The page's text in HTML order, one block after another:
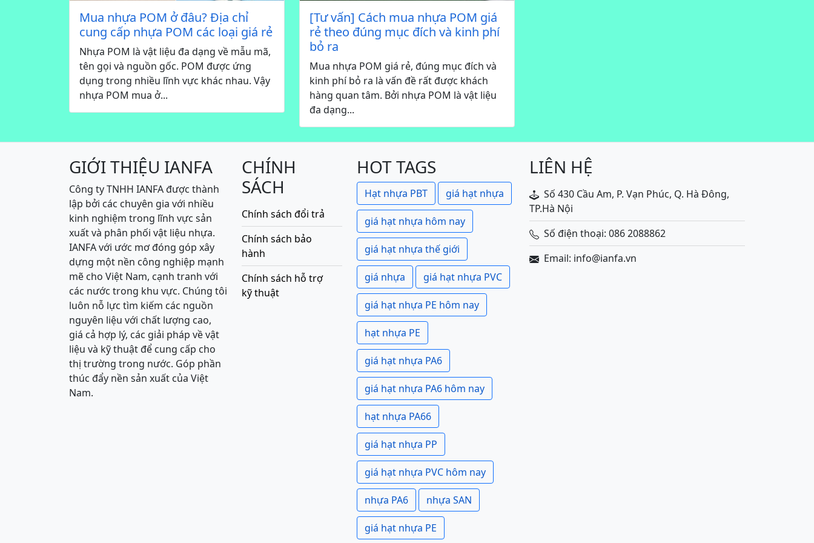
Mua nhựa POM ở đâu? Địa chỉ
cung cấp nhựa POM các loại giá rẻ
Nhựa POM là vật liệu đa dạng về mẫu mã,
tên gọi và nguồn gốc. POM được ứng
dụng trong nhiều lĩnh vực khác nhau. Vậy
nhựa POM mua ở...
[Tư vấn] Cách mua nhựa POM giá
rẻ theo đúng mục đích và kinh phí
bỏ ra
Mua nhựa POM giá rẻ, đúng mục đích và
kinh phí bỏ ra là vấn đề rất được khách
hàng quan tâm. Bởi nhựa POM là vật liệu
đa dạng...
GIỚI THIỆU IANFA
Công ty TNHH IANFA được thành
lập bởi các chuyên gia với nhiều
kinh nghiệm trong lĩnh vực sản
xuất và phân phối vật liệu nhựa.
IANFA với ước mơ đóng góp xây
dựng một nền công nghiệp mạnh
mẽ cho Việt Nam, cạnh tranh với
các nước trong khu vực. Chúng tôi
luôn nỗ lực tìm kiếm các nguồn
nguyên liệu với chất lượng cao,
giá cả hợp lý, các giải pháp về vật
liệu và kỹ thuật để cung cấp cho
thị trường trong nước. Góp phần
thúc đẩy nền sản xuất của Việt
Nam.
CHÍNH
SÁCH
Chính sách đổi trả
Chính sách bảo
hành
Chính sách hỗ trợ
kỹ thuật
HOT TAGS
Hạt nhựa PBT giá hạt nhựa
giá hạt nhựa hôm nay
giá hạt nhựa thế giới
giá nhựa giá hạt nhựa PVC
giá hạt nhựa PE hôm nay
hạt nhựa PE
giá hạt nhựa PA6
giá hạt nhựa PA6 hôm nay
hạt nhựa PA66
giá hạt nhựa PP
giá hạt nhựa PVC hôm nay
nhựa PA6 nhựa SAN
giá hạt nhựa PE
LIÊN HỆ
Số 430 Cầu Am, P. Vạn Phúc, Q. Hà Đông,
TP.Hà Nội
Số điện thoại: 086 2088862
Email: info@ianfa.vn